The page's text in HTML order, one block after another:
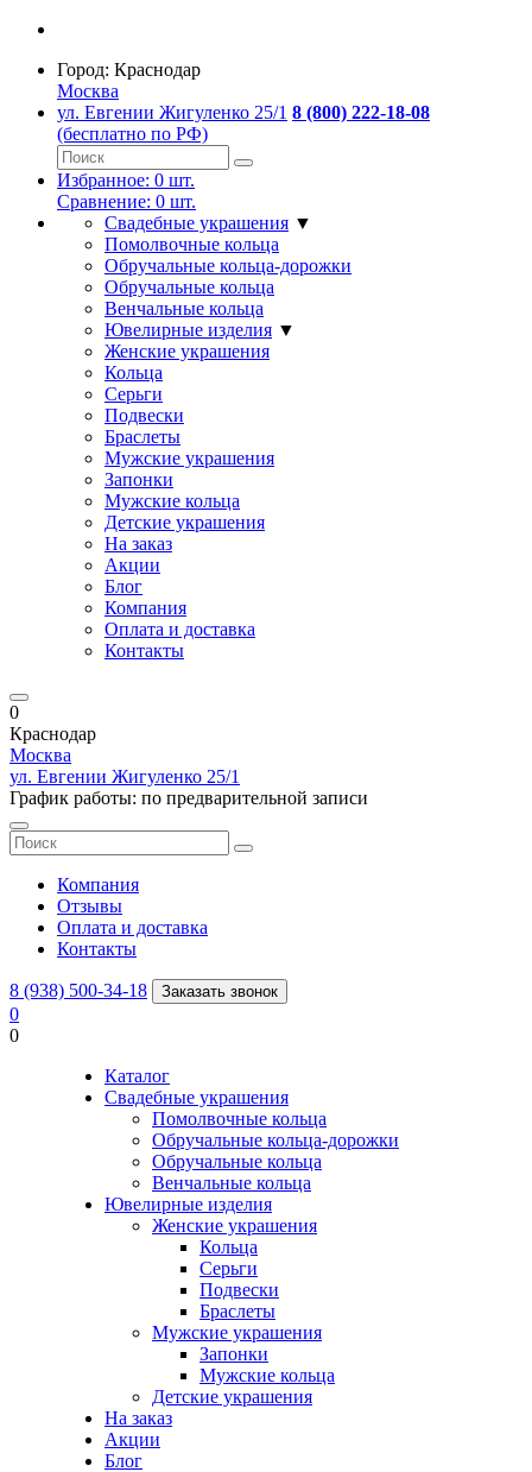
Город: Краснодар
Москва
ул. Евгении Жигуленко 25/1 8 (800) 222-18-08
(бесплатно по РФ)
Избранное: 0 шт.
Сравнение: 0 шт.
Свадебные украшения ▼
Помолвочные кольца
Обручальные кольца-дорожки
Обручальные кольца
Венчальные кольца
Ювелирные изделия ▼
Женские украшения
Кольца
Серьги
Подвески
Браслеты
Мужские украшения
Запонки
Мужские кольца
Детские украшения
На заказ
Акции
Блог
Компания
Оплата и доставка
Контакты
0
Краснодар
Москва
ул. Евгении Жигуленко 25/1
График работы: по предварительной записи
Компания
Отзывы
Оплата и доставка
Контакты
8 (938) 500-34-18 Заказать звонок
0
0
Каталог
Свадебные украшения
Помолвочные кольца
Обручальные кольца-дорожки
Обручальные кольца
Венчальные кольца
Ювелирные изделия
Женские украшения
Кольца
Серьги
Подвески
Браслеты
Мужские украшения
Запонки
Мужские кольца
Детские украшения
На заказ
Акции
Блог